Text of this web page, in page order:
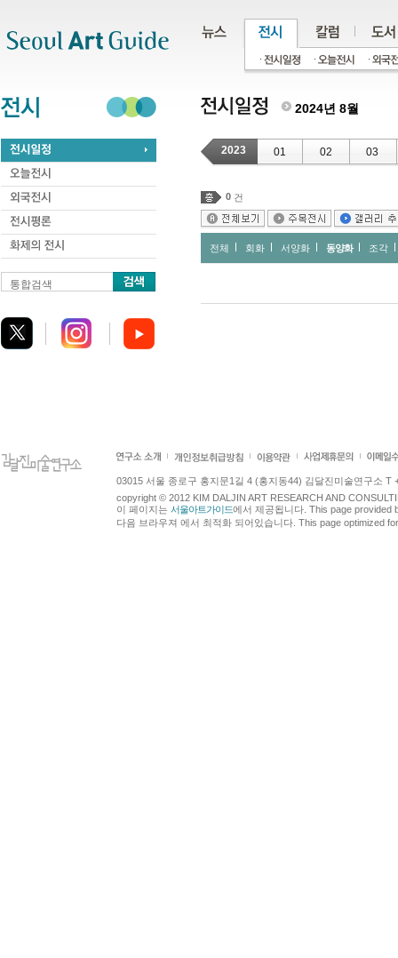
통합검색
2024년 8월
2023 01 02 03
0 건
전체 회화 서양화 동양화 조각
03015 서울 종로구 홍지문1길 4 (홍지동44) 김달진미술연구소 T
copyright © 2012 KIM DALJIN ART RESEARCH AND
이 페이지는 서울아트가이드에서 제공됩니다. This page provided
다음 브라우져 에서 최적화 되어있습니다. This page optimized